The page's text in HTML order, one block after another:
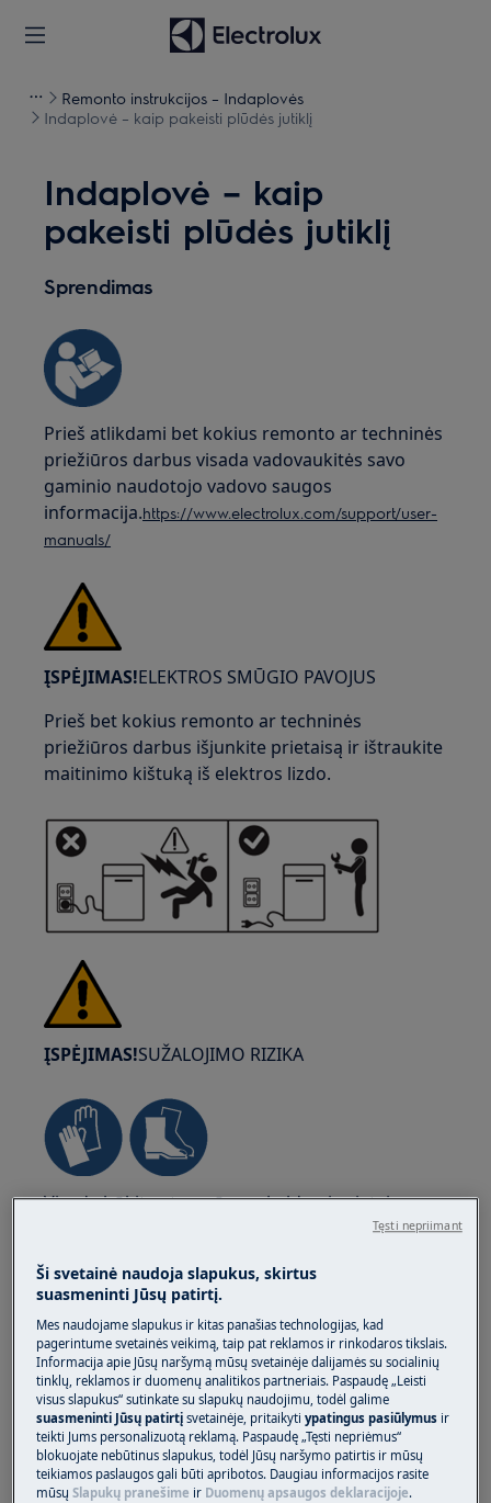
Remonto instrukcijos – Indaplovės
Indaplovė – kaip pakeisti plūdės jutiklį
Indaplovė – kaip
pakeisti plūdės jutiklį
Sprendimas
Prieš atlikdami bet kokius remonto ar techninės
priežiūros darbus visada vadovaukitės savo
gaminio naudotojo vadovo saugos
informacija.https://www.electrolux.com/support/user-
manuals/
ĮSPĖJIMAS!ELEKTROS SMŪGIO PAVOJUS
Prieš bet kokius remonto ar techninės
priežiūros darbus išjunkite prietaisą ir ištraukite
maitinimo kištuką iš elektros lizdo.
ĮSPĖJIMAS!SUŽALOJIMO RIZIKA
Visada būkite atsargūs perkeldami prietaisus.
Sunkesnius prietaisus saugiausia perkelti dviem
pirštines ir apsauginę avalynę. Nuolat mūvėkite
apsaugines pirštines, kad apsisaugotumėte nuo
įpjovimų aštriais kraštais.
ĮSPĖJIMAS!AKIŲ SUŽALOJIMO RIZIKA
Ši svetainė naudoja slapukus, skirtus
suasmeninti Jūsų patirtį.
Mes naudojame slapukus ir kitas panašias technologijas, kad
pagerintume svetainės veikimą, taip pat reklamos ir rinkodaros tikslais.
Informacija apie Jūsų naršymą mūsų svetainėje dalijamės su socialinių
tinklų, reklamos ir duomenų analitikos partneriais. Paspaudę „Leisti
visus slapukus“ sutinkate su slapukų naudojimu, todėl galime
suasmeninti Jūsų patirtįsvetainėje, pritaikytiypatingus pasiūlymus ir
teikti Jums personalizuotą reklamą. Paspaudę „Tęsti nepriėmus“
blokuojate nebūtinus slapukus, todėl Jūsų naršymo patirtis ir mūsų
teikiamos paslaugos gali būti apribotos. Daugiau informacijos rasite
mūsųSlapukų pranešime ir Duomenų apsaugos deklaracijoje.
Tęsti nepriimant